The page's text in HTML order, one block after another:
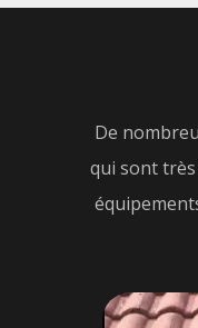
De
qui sont